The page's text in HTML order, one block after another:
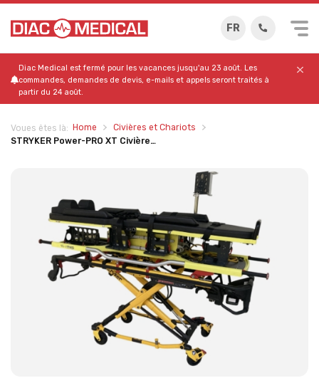
FR
Diac Medical est fermé pour les vacances jusqu'au 23 août. Les
commandes, demandes de devis, e-mails et appels seront traités à
partir du 24 août.
Voues êtes là: Home
Civières et Chariots
STRYKER Power-PRO XT Civière…